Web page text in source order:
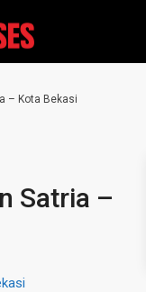
– Kota Bekasi
Satria –